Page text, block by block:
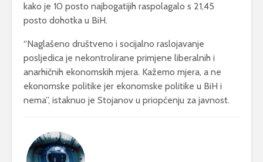
kako je 10 posto najbogatijih raspolagalo s 21,45
posto dohotka u BiH.
“Naglašeno društveno i socijalno raslojavanje
posljedica je nekontrolirane primjene liberalnih i
anarhičnih ekonomskih mjera. Kažemo mjera, a ne
ekonomske politike jer ekonomske politike u BiH i
nema”, istaknuo je Stojanov u priopćenju za javnost.